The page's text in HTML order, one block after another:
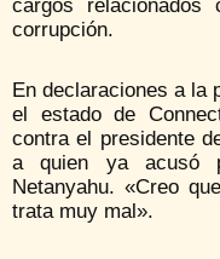
cargos
corrupción.
En declaraciones a la
el estado de
contra el presidente
a quien ya acusó
Netanyahu. «Creo
trata muy mal».